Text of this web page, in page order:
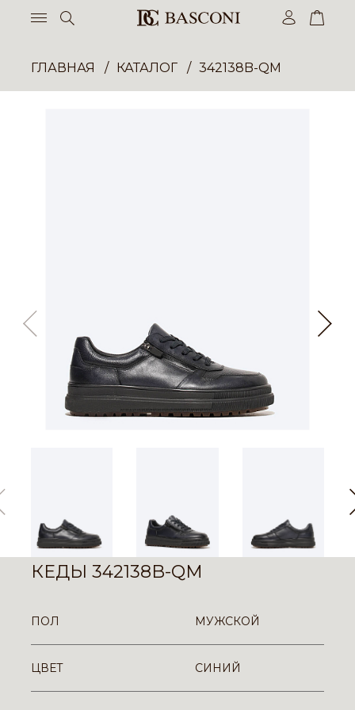
ГЛАВНАЯ КАТАЛОГ 342138B-QM
КЕДЫ 342138B-QM
ПОЛ МУЖСКОЙ
ЦВЕТ СИНИЙ